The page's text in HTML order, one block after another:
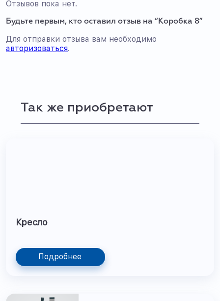
Отзывов пока нет.
Будьте первым, кто оставил отзыв на “Коробка 8”
Для отправки отзыва вам необходимо
авторизоваться.
Так же приобретают
Кресло
Подробнее